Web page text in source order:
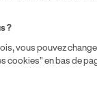
contribue à la
avoir atteint
de
Tout au long de
routière
?
vous pouvez
cookies" en bas de